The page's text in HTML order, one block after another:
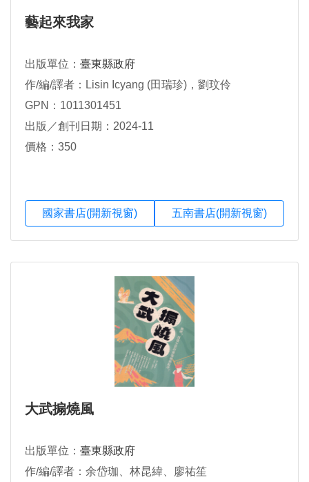
藝起來我家
出版單位： 臺東縣政府
作/編/譯者：Lisin Icyang (田瑞珍)，劉玟伶
GPN：1011301451
出版／創刊日期：2024-11
價格：350
國家書店(開新視窗) 五南書店(開新視窗)
大武搧燒風
出版單位： 臺東縣政府
作/編/譯者：余岱珈、林昆緯、廖祐笙